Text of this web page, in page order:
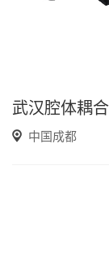
武汉腔体耦
中国成都